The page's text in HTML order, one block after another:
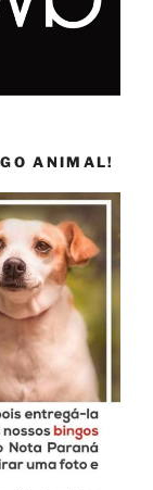
ANIMAL!